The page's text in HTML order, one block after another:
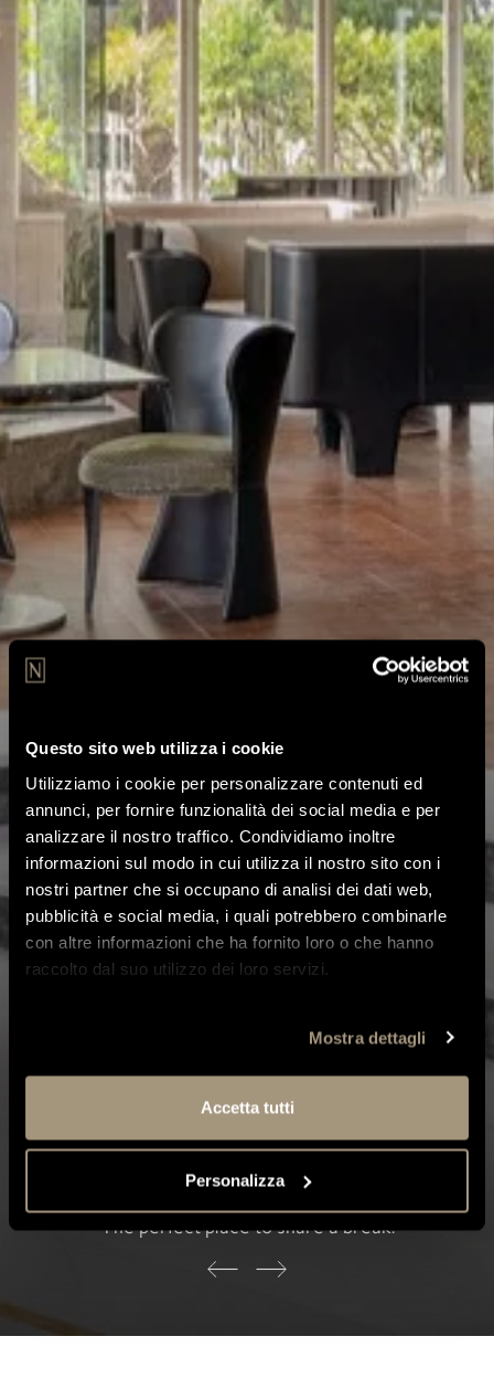
Questo sito web utilizza i cookie
Utilizziamo i cookie per personalizzare contenuti ed
annunci, per fornire funzionalità dei social media e per
analizzare il nostro traffico. Condividiamo inoltre
informazioni sul modo in cui utilizza il nostro sito con i
nostri partner che si occupano di analisi dei dati web,
pubblicità e social media, i quali potrebbero combinarle
con altre informazioni che ha fornito loro o che hanno
raccolto dal suo utilizzo dei loro servizi.
Mostra dettagli
Accetta tutti
Personalizza
The perfect place to share a break.